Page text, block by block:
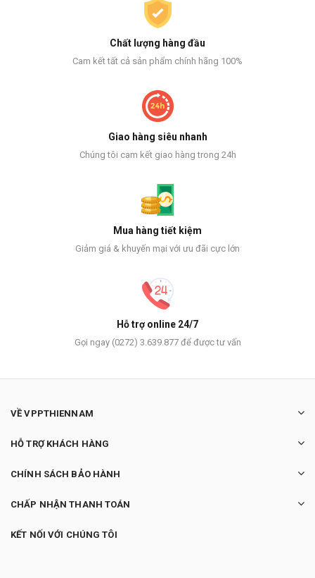
Chất lượng hàng đầu
Cam kết tất cả sản phẩm chính hãng 100%
Giao hàng siêu nhanh
Chúng tôi cam kết giao hàng trong 24h
Mua hàng tiết kiệm
Giảm giá & khuyến mại với ưu đãi cực lớn
Hỗ trợ online 24/7
Gọi ngay (0272) 3.639.877 để được tư vấn
VỀ VPPTHIENNAM
HỖ TRỢ KHÁCH HÀNG
CHÍNH SÁCH BẢO HÀNH
CHẤP NHẬN THANH TOÁN
KẾT NỐI VỚI CHÚNG TÔI